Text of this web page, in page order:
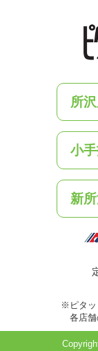
所
小
新
※ピタッ
各店舗